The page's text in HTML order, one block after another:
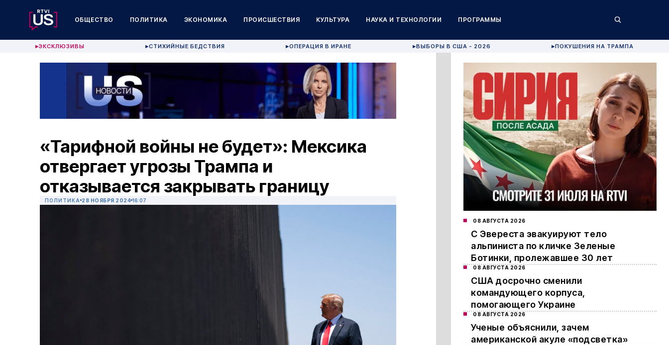
ОБЩЕСТВО ПОЛИТИКА ЭКОНОМИКА ПРОИСШЕСТВИЯ КУЛЬТУРА НАУКА И ТЕХНОЛОГИИ ПРОГРАММЫ
▶ЭКСКЛЮЗИВЫ ▶СТИХИЙНЫЕ БЕДСТВИЯ ▶ОПЕРАЦИЯ В ИРАНЕ ▶ВЫБОРЫ В США - 2026 ▶ПОКУШЕНИЯ НА ТРАМПА
«Тарифной войны не будет»: Мексика
отвергает угрозы Трампа и
отказывается закрывать границу
ПОЛИТИКА 28 НОЯБРЯ 2024 16:07
08 АВГУСТА 2026
С Эвереста эвакуируют тело
альпиниста по кличке Зеленые
Ботинки, пролежавшее 30 лет
08 АВГУСТА 2026
США досрочно сменили
командующего корпуса,
помогающего Украине
08 АВГУСТА 2026
Ученые объяснили, зачем
американской акуле «подсветка»